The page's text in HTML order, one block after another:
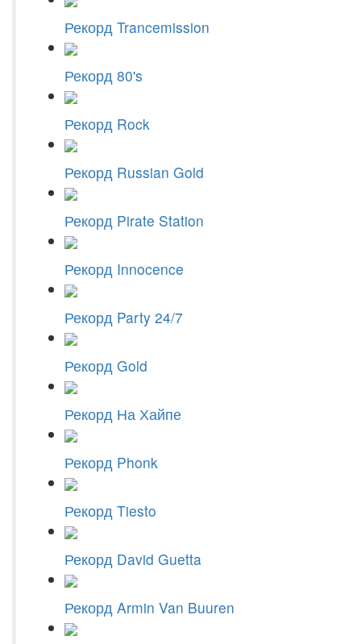
Рекорд Trancemission
Рекорд 80's
Рекорд Rock
Рекорд Russian Gold
Рекорд Pirate Station
Рекорд Innocence
Рекорд Party 24/7
Рекорд Gold
Рекорд На Хайпе
Рекорд Phonk
Рекорд Tiesto
Рекорд David Guetta
Рекорд Armin Van Buuren